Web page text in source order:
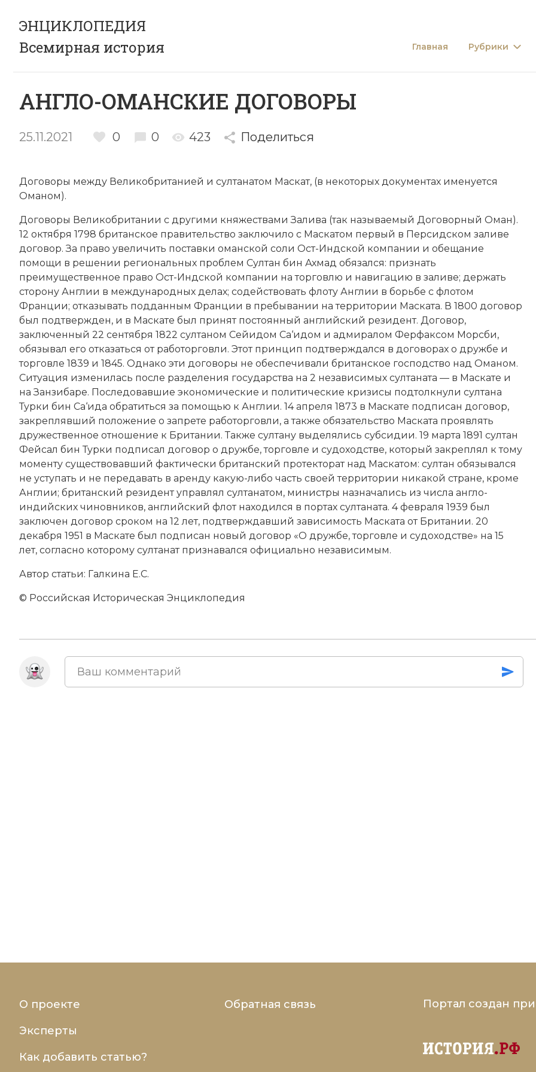
ЭНЦИКЛОПЕДИЯ
Всемирная история
Главная Рубрики
АНГЛО-ОМАНСКИЕ ДОГОВОРЫ
25.11.2021 0 0 423 Поделиться
Договоры между Великобританией и султанатом Маскат, (в некоторых документах именуется
Оманом).
Договоры Великобритании с другими княжествами Залива (так называемый Договорный Оман).
12 октября 1798 британское правительство заключило с Маскатом первый в Персидском заливе
договор. За право увеличить поставки оманской соли Ост-Индской компании и обещание
помощи в решении региональных проблем Султан бин Ахмад обязался: признать
преимущественное право Ост-Индской компании на торговлю и навигацию в заливе; держать
сторону Англии в международных делах; содействовать флоту Англии в борьбе с флотом
Франции; отказывать подданным Франции в пребывании на территории Маската. В 1800 договор
был подтвержден, и в Маскате был принят постоянный английский резидент. Договор,
заключенный 22 сентября 1822 султаном Сейидом Са‘идом и адмиралом Ферфаксом Морсби,
обязывал его отказаться от работорговли. Этот принцип подтверждался в договорах о дружбе и
торговле 1839 и 1845. Однако эти договоры не обеспечивали британское господство над Оманом.
Ситуация изменилась после разделения государства на 2 независимых султаната — в Маскате и
на Занзибаре. Последовавшие экономические и политические кризисы подтолкнули султана
Турки бин Са‘ида обратиться за помощью к Англии. 14 апреля 1873 в Маскате подписан договор,
закреплявший положение о запрете работорговли, а также обязательство Маската проявлять
дружественное отношение к Британии. Также султану выделялись субсидии. 19 марта 1891 султан
Фейсал бин Турки подписал договор о дружбе, торговле и судоходстве, который закреплял к тому
моменту существовавший фактически британский протекторат над Маскатом: султан обязывался
не уступать и не передавать в аренду какую-либо часть своей территории никакой стране, кроме
Англии; британский резидент управлял султанатом, министры назначались из числа англо-
индийских чиновников, английский флот находился в портах султаната. 4 февраля 1939 был
заключен договор сроком на 12 лет, подтверждавший зависимость Маската от Британии. 20
декабря 1951 в Маскате был подписан новый договор «О дружбе, торговле и судоходстве» на 15
лет, согласно которому султанат признавался официально независимым.
Автор статьи: Галкина Е.С.
© Российская Историческая Энциклопедия
О проекте
Эксперты
Как добавить статью?
Обратная связь Портал создан